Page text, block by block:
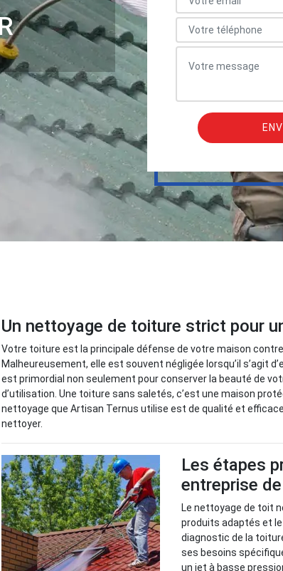
Un nettoyage de toiture strict pour
Votre toiture est la principale défense de votre maison
Malheureusement, elle est souvent négligée lorsqu’il s’agit
est primordial non seulement pour conserver la beauté de
d’utilisation. Une toiture sans saletés, c’est une maison
nettoyage que Artisan Ternus utilise est de qualité et
nettoyer.
Les étapes
entreprise
Le nettoyage de toit
produits adaptés et
diagnostic de la
ses besoins
un jet à basse